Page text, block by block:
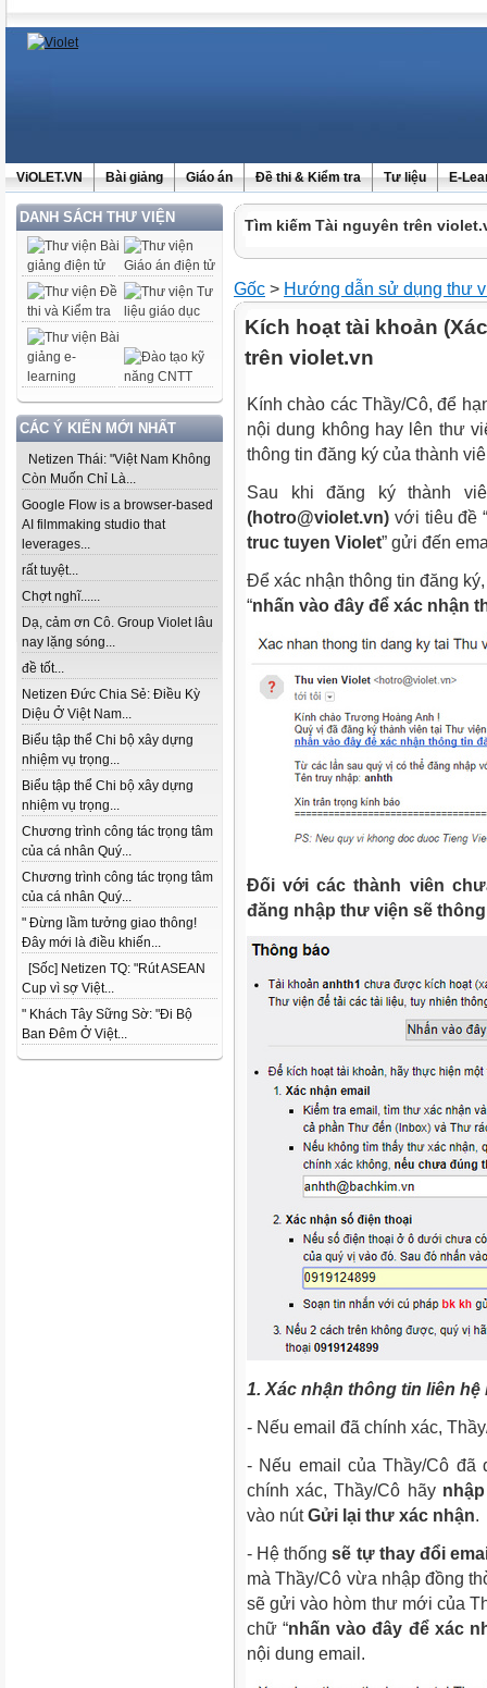
ViOLET.VN Bài giảng Giáo án Đề thi & Kiểm tra Tư liệu E-
DANH SÁCH THƯ VIỆN
CÁC Ý KIẾN MỚI NHẤT
Netizen Thái: "Việt Nam Không
Còn Muốn Chỉ Là...
Google Flow is a browser-based
AI filmmaking studio that
leverages...
rất tuyệt...
Chợt nghĩ......
Dạ, cảm ơn Cô. Group Violet lâu
nay lặng sóng...
đề tốt...
Netizen Đức Chia Sẻ: Điều Kỳ
Diệu Ở Việt Nam...
Biểu tập thể Chi bộ xây dựng
nhiệm vụ trọng...
Biểu tập thể Chi bộ xây dựng
nhiệm vụ trọng...
Chương trình công tác trọng tâm
của cá nhân Quý...
Chương trình công tác trọng tâm
của cá nhân Quý...
" Đừng lầm tưởng giao thông!
Đây mới là điều khiến...
[Sốc] Netizen TQ: "Rút ASEAN
Cup vì sợ Việt...
" Khách Tây Sững Sờ: "Đi Bộ
Ban Đêm Ở Việt...
Tìm kiếm Tài nguyên trên
Gốc > Hướng dẫn sử dụng thư
Kích hoạt tài khoản
trên violet.vn
Kính chào các Thầy/Cô, để
nội dung không hay lên thư
thông tin đăng ký của thành
Sau khi đăng ký thành
(hotro@violet.vn) với tiêu đề
truc tuyen Violet” gửi đến
Để xác nhận thông tin đăng
“nhấn vào đây để xác nhận
Đối với các thành viên
đăng nhập thư viện sẽ
1. Xác nhận thông tin liên hệ
- Nếu email đã chính xác,
- Nếu email của Thầy/Cô đã
chính xác, Thầy/Cô hãy
vào nútGửi lại thư xác nhận.
- Hệ thốngsẽ tự thay đổi
mà Thầy/Cô vừa nhập đồng
sẽ gửi vào hòm thư mới của
chữ “nhấn vào đây để xác
nội dung email.